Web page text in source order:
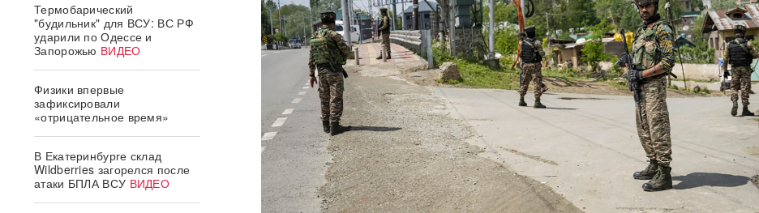
Термобарический
"будильник" для ВСУ: ВС РФ
ударили по Одессе и
Запорожью ВИДЕО
Физики впервые
зафиксировали
«отрицательное время»
В Екатеринбурге склад
Wildberries загорелся после
атаки БПЛА ВСУ ВИДЕО